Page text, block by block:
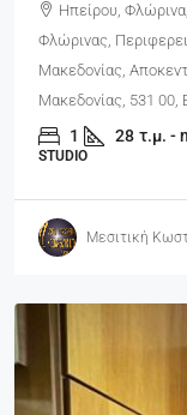
Ηπείρου,
Φλώρινας,
Μακεδονίας,
Μακεδονίας, 531 00,
1 28 τ.μ. -
STUDIO
Μεσιτική